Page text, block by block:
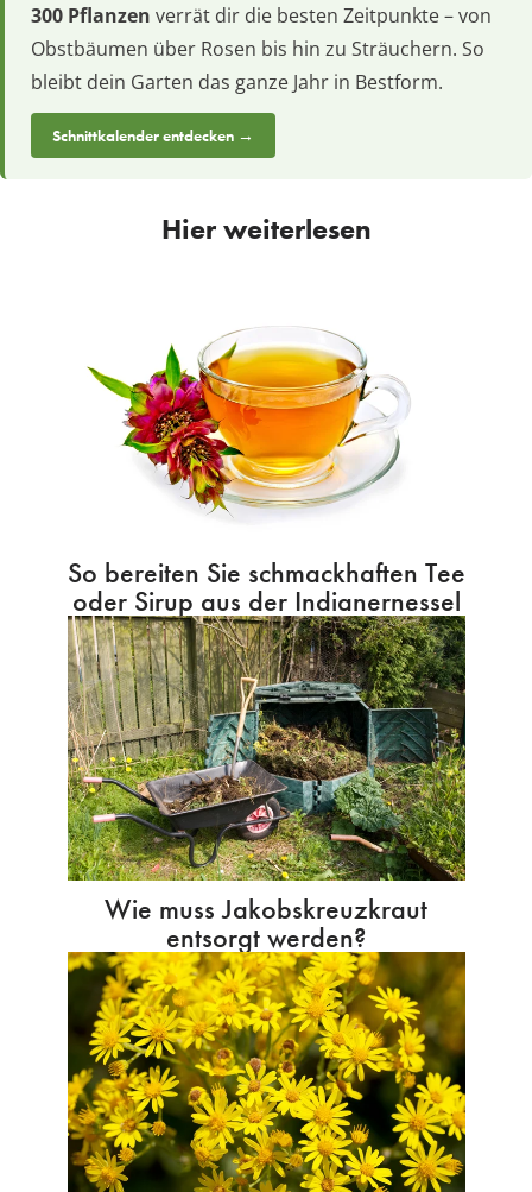
300 Pflanzen verrät dir die besten Zeitpunkte – von
Obstbäumen über Rosen bis hin zu Sträuchern. So
bleibt dein Garten das ganze Jahr in Bestform.
Schnittkalender entdecken →
Hier weiterlesen
So bereiten Sie schmackhaften Tee
oder Sirup aus der Indianernessel
Wie muss Jakobskreuzkraut
entsorgt werden?